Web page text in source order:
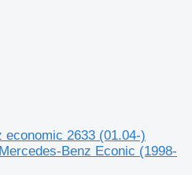
2633 (01.04-)
Benz Econic (1998-